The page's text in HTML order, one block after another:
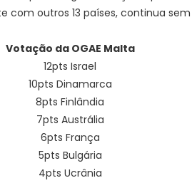
com outros 13 países, continua
Votação da OGAE Malta
12pts Israel
10pts Dinamarca
8pts Finlândia
7pts Austrália
6pts França
5pts Bulgária
4pts Ucrânia